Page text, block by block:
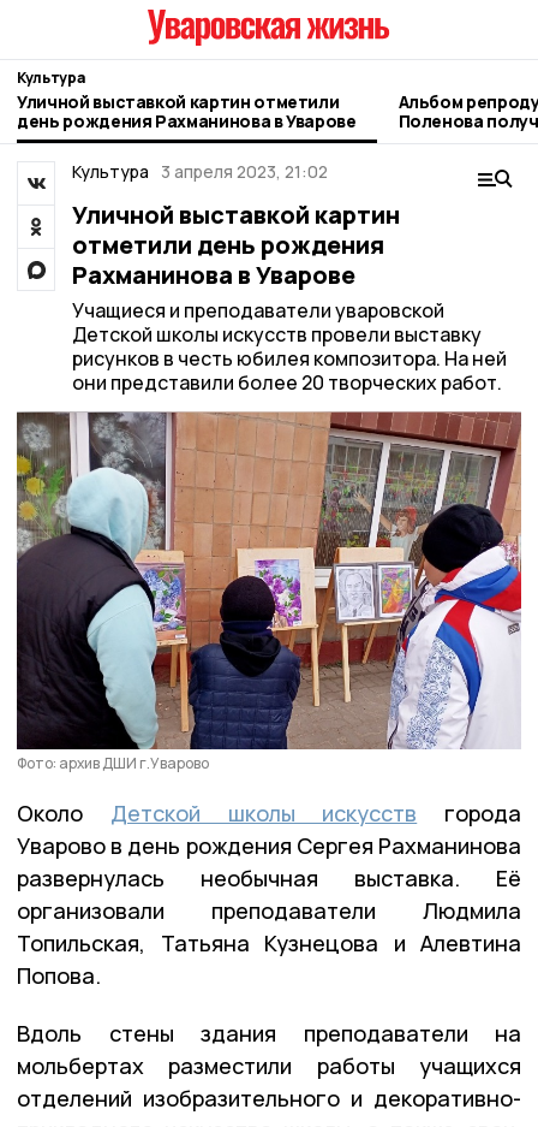
Культура
Уличной выставкой картин отметили
день рождения Рахманинова в Уварове
Альбом
Поленова
музей
Культура
3 апреля 2023, 21:02
Уличной выставкой картин
отметили день рождения
Рахманинова в Уварове
Учащиеся и преподаватели уваровской
Детской школы искусств провели выставку
рисунков в честь юбилея композитора. На ней
они представили более 20 творческих работ.
Фото: архив ДШИ г.Уварово
Около Детской школы искусств города
Уварово в день рождения Сергея Рахманинова
развернулась необычная выставка. Её
организовали преподаватели Людмила
Топильская, Татьяна Кузнецова и Алевтина
Попова.
Вдоль стены здания преподаватели на
мольбертах разместили работы учащихся
отделений изобразительного и декоративно-